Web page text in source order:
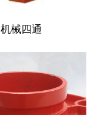
机械四通